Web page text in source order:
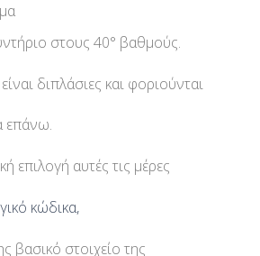
στους 40° βαθμούς.
διπλάσιες και φοριούνται
επάνω.
επιλογή αυτές τις μέρες
κώδικα,
βασικό στοιχείο της